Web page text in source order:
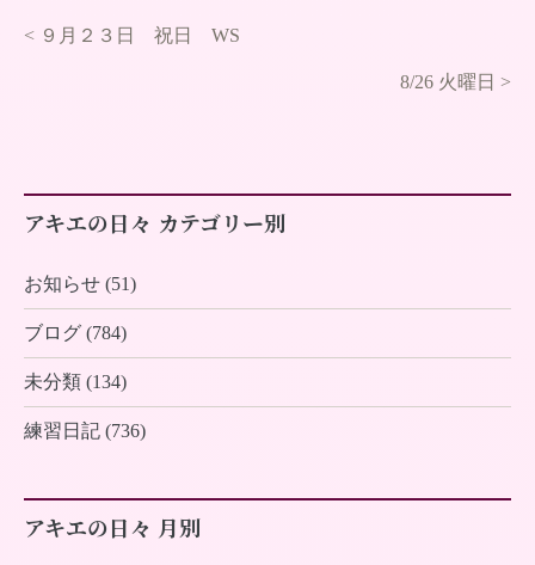
< ９月２３日 祝日 WS
8/26 火曜日 >
アキエの日々 カテゴリー別
お知らせ (51)
ブログ (784)
未分類 (134)
練習日記 (736)
アキエの日々 月別